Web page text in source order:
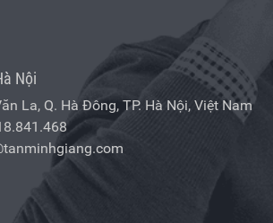
Nội
La, Q. Hà Đông, TP. Hà Nội, Việt Nam